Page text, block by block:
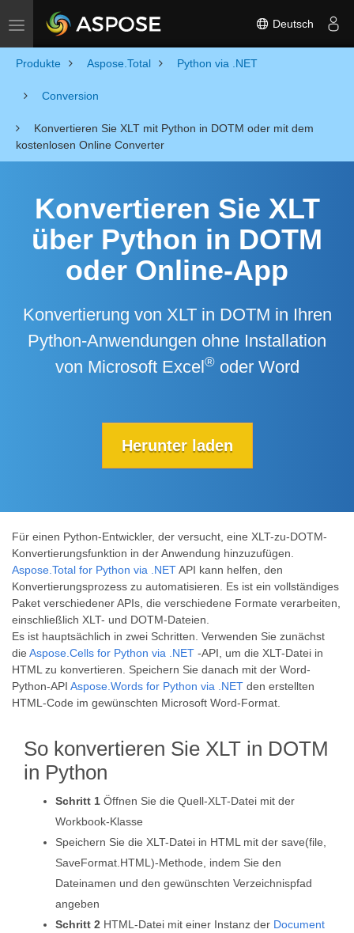
Toggle navigation Deutsch
Produkte Aspose.Total Python via .NET
Conversion
Konvertieren Sie XLT mit Python in DOTM oder mit dem
kostenlosen Online Converter
Konvertieren Sie XLT
über Python in DOTM
oder Online-App
Konvertierung von XLT in DOTM in Ihren
Python-Anwendungen ohne Installation
von Microsoft Excel®oder Word
Herunter laden
Für einen Python-Entwickler, der versucht, eine XLT-zu-DOTM-
Konvertierungsfunktion in der Anwendung hinzuzufügen.
Aspose.Total for Python via .NETAPI kann helfen, den
Konvertierungsprozess zu automatisieren. Es ist ein vollständiges
Paket verschiedener APIs, die verschiedene Formate verarbeiten,
einschließlich XLT- und DOTM-Dateien.
Es ist hauptsächlich in zwei Schritten. Verwenden Sie zunächst
die Aspose.Cells for Python via .NET -API, um die XLT-Datei in
HTML zu konvertieren. Speichern Sie danach mit der Word-
Python-API Aspose.Words for Python via .NET den erstellten
HTML-Code im gewünschten Microsoft Word-Format.
So konvertieren Sie XLT in DOTM
in Python
Schritt 1 Öffnen Sie die Quell-XLT-Datei mit der
Workbook-Klasse
Speichern Sie die XLT-Datei in HTML mit der save(file,
SaveFormat.HTML)-Methode, indem Sie den
Dateinamen und den gewünschten Verzeichnispfad
angeben
Schritt 2 HTML-Datei mit einer Instanz der Document